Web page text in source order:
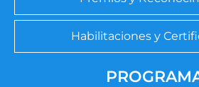
Habilitaciones y